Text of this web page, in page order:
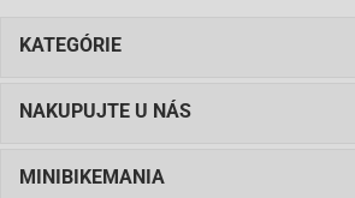
KATEGÓRIE
NAKUPUJTE U NÁS
MINIBIKEMANIA